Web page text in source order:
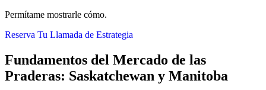
Permítame mostrarle cómo.
Reserva Tu Llamada de Estrategia
Fundamentos del Mercado de las
Praderas: Saskatchewan y Manitoba